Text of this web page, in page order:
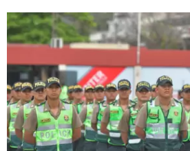
Desconocen paradero de armas